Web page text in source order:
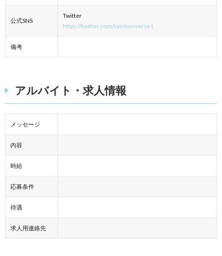
公式SNS
Twitter
https://twitter.com/saintuniverse1
備考
アルバイト・求人情報
メッセージ
内容
時給
応募条件
待遇
求人用連絡先